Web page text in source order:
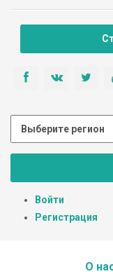
Войти
Регистрация
О